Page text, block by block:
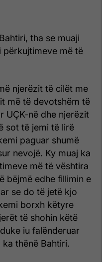
tha se muaji
përkujtimeve më të
njerëzit të cilët me
më të devotshëm të
UÇK-në dhe njerëzit
sot të jemi të lirë
paguar shumë
nevojë. Ky muaj ka
më të vështira
bëjmë edhe fillimin e
se do të jetë kjo
borxh këtyre
të shohin këtë
iu falënderuar
ka thënë Bahtiri.